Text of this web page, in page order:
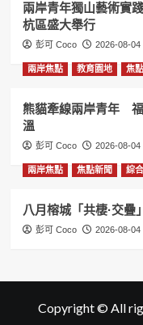
兩岸青年獨山藝術實
杭區盛大舉行
彭可 Coco 2026-08-04
兩岸焦點 教育園地 焦
熊貓牽線兩岸青年 福
溫
彭可 Coco 2026-08-04
兩岸焦點 焦點新聞 綜
八月榕城「共棲·交疊
彭可 Coco 2026-08-04
Copyright © All